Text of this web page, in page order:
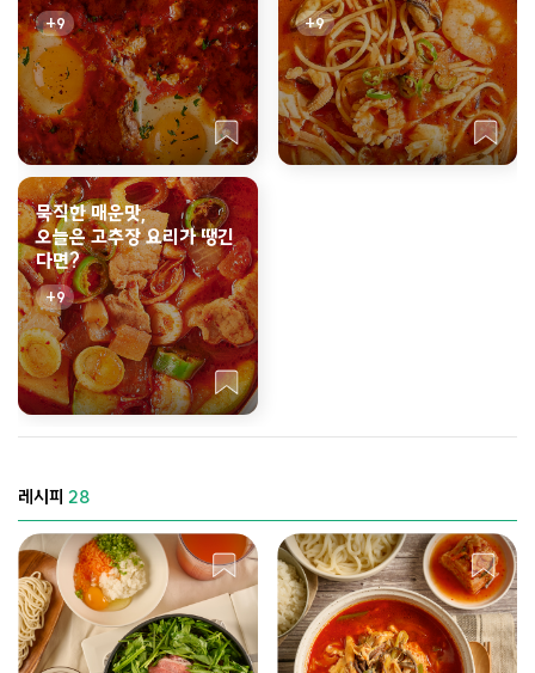
9 9
묵직한 매운맛,
오늘은 고추장 요리가 땡긴
다면?
9
레시피 28